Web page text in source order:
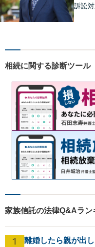
訴訟
相続に関する診断ツール
家族信託の法律Q&Aラン
1
離婚したら親が出